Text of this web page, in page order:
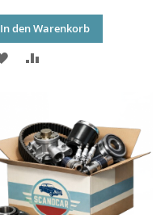
In den Warenkorb
ZUR